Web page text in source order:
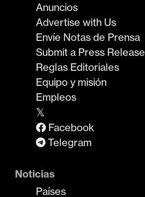
Anuncios
Advertise with Us
Envíe Notas de Prensa
Submit a Press Release
Reglas Editoriales
Equipo y misión
Empleos
𝕏
Facebook
Telegram
Noticias
Países